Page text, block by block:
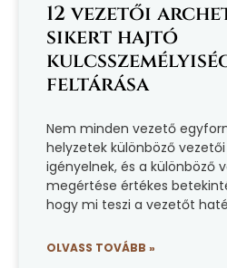
12 vezetői
sikert hajtó
feltárása
Nem minden vezető
helyzetek különböző
igényelnek, és a különböző
megértése értékes
hogy mi teszi a vezetőt
OLVASS TOVÁBB »